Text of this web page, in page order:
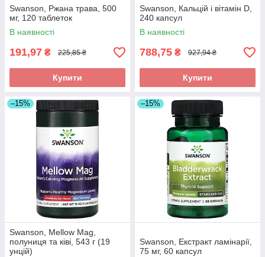
Swanson, Ржана трава, 500
мг, 120 таблеток
В наявності
191,97 ₴ 225,85 ₴
Купити
Swanson, Кальцій і вітамін D,
240 капсул
В наявності
788,75 ₴ 927,94 ₴
Купити
–15%
Swanson, Mellow Mag,
полуниця та ківі, 543 г (19
унцій)
–15%
Swanson, Екстракт ламінарії,
75 мг, 60 капсул